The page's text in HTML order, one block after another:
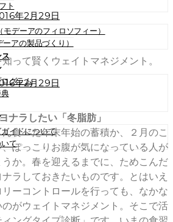
ト
デーアのフィロソフィー）
アの製品づくり）
ス
グラム
イドについて
て
年2月29日
って賢くウェイトマネジメント。
年2月29日
ナラしたい「冬脂肪」
食べた年末年始の蓄積か、２月のこ
ぽっこりお腹が気になっている人が
か。春を迎えるまでに、ためこんだ
ラしておきたいものです。とはいえ
ーコントロールを行っても、なかな
がウェイトマネジメント。そこで活